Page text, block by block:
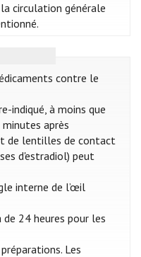
circulation générale
contre le
indiqué, à moins que
après
de lentilles de contact
d'estradiol) peut
interne de l’œil
24 heures pour les
Les